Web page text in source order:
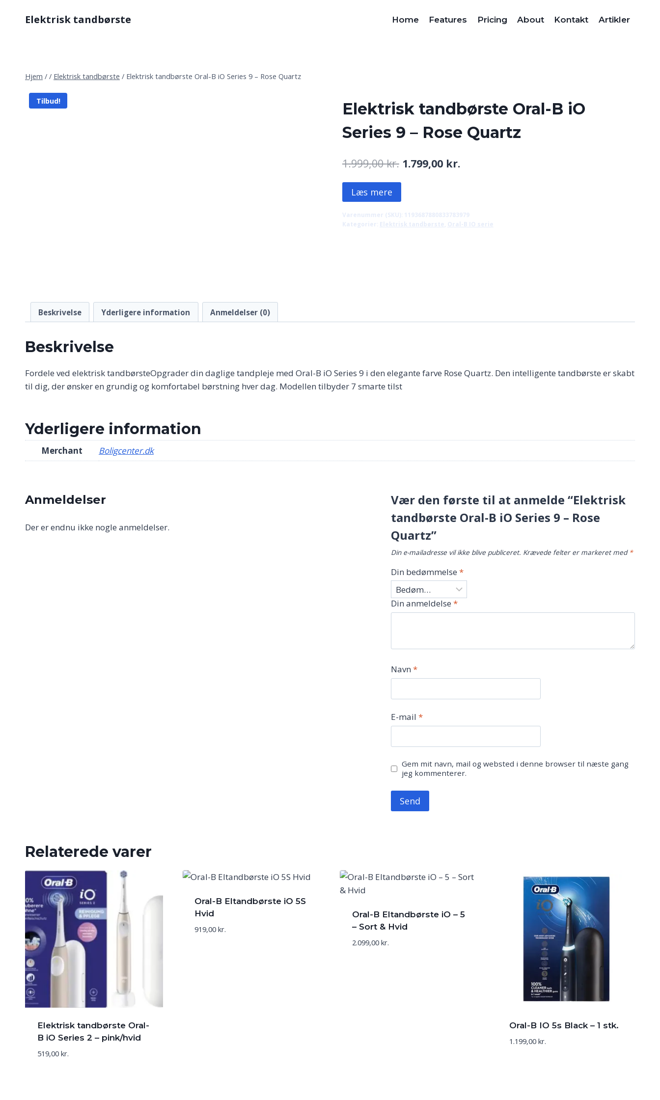
Elektrisk tandbørste Home Features Pricing About Kontakt Artikler
Hjem / / Elektrisk tandbørste / Elektrisk tandbørste Oral-B iO Series 9 – Rose Quartz
Tilbud!
Elektrisk tandbørste Oral-B iO
Series 9 – Rose Quartz
1.999,00kr. Den
var:
1.999,00 kr..
1.799,00 kr.Den
er:
1.799,00 kr..
Læs mere
Varenummer (SKU): 1193687880833783979
Kategorier: Elektrisk tandbørste Oral-B IO serie
Beskrivelse Yderligere information Anmeldelser (0)
Beskrivelse
Fordele ved elektrisk tandbørsteOpgrader din daglige tandpleje med Oral-B iO Series 9 i den elegante farve Rose Quartz. Den intelligente tandbørste er skabt
til dig, der ønsker en grundig og komfortabel børstning hver dag. Modellen tilbyder 7 smarte tilst
Yderligere information
Merchant Boligcenter.dk
Anmeldelser
Der er endnu ikke nogle anmeldelser.
Vær den første til at anmelde “Elektrisk
tandbørste Oral-B iO Series 9 – Rose
Quartz”
Din e-mailadresse vil ikke blive publiceret. Krævede felter er markeret med *
Din bedømmelse*
Din anmeldelse*
Navn*
E-mail*
Gem mit navn, mail og websted i denne browser til næste gang
jeg kommenterer.
Relaterede varer
Elektrisk tandbørste Oral-
B iO Series 2 – pink/hvid
519,00 kr.
Oral-B Eltandbørste iO 5S
Hvid
919,00 kr.
Oral-B Eltandbørste iO – 5
– Sort & Hvid
2.099,00 kr.
Oral-B IO 5s Black – 1 stk.
1.199,00 kr.